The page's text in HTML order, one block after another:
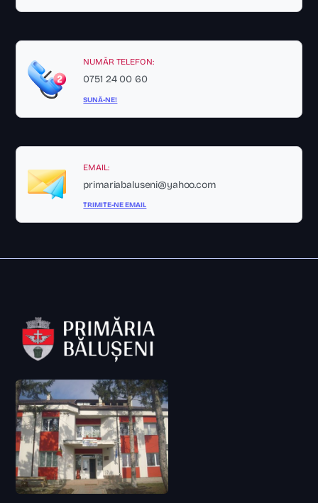
NUMĂR TELEFON:
0751 24 00 60
SUNĂ-NE!
EMAIL:
primariabaluseni@yahoo.com
TRIMITE-NE EMAIL